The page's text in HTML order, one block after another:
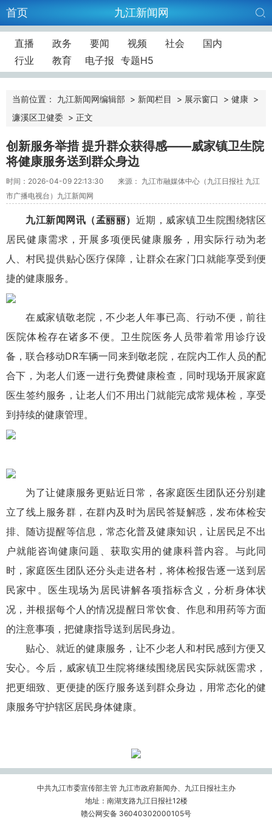
首页 九江新闻网
直播 政务 要闻 视频 社会
国内
行业
教育 电子报 专题H5
当前位置： 九江新闻网编辑部 > 新闻栏目 > 展示窗口 > 健康 >
濂溪区卫健委 > 正文
创新服务举措 提升群众获得感——威家镇卫生院
将健康服务送到群众身边
时间：2026-04-09 22:13:30
来源： 九江市融媒体中心（九江日报社 九江
市广播电视台）九江新闻网
九江新闻网讯（孟丽丽） 近期，威家镇卫生院围绕辖区
居民健康需求，开展多项便民健康服务，用实际行动为老
人、村民提供贴心医疗保障，让群众在家门口就能享受到便
捷的健康服务。
在威家镇敬老院，不少老人年事已高、行动不便，前往
医院体检存在诸多不便。卫生院医务人员带着常用诊疗设
备，联合移动DR车辆一同来到敬老院，在院内工作人员的配
合下，为老人们逐一进行免费健康检查，同时现场开展家庭
医生签约服务，让老人们不用出门就能完成常规体检，享受
到持续的健康管理。
为了让健康服务更贴近日常，各家庭医生团队还分别建
立了线上服务群，在群内及时为居民答疑解惑，发布体检安
排、随访提醒等信息，常态化普及健康知识，让居民足不出
户就能咨询健康问题、获取实用的健康科普内容。与此同
时，家庭医生团队还分头走进各村，将体检报告逐一送到居
民家中。医生现场为居民讲解各项指标含义，分析身体状
况，并根据每个人的情况提醒日常饮食、作息和用药等方面
的注意事项，把健康指导送到居民身边。
贴心、就近的健康服务，让不少老人和村民感到方便又
安心。今后，威家镇卫生院将继续围绕居民实际就医需求，
把更细致、更便捷的医疗服务送到群众身边，用常态化的健
康服务守护辖区居民身体健康。
中共九江市委宣传部主管 九江市政府新闻办、九江日报社主办
地址：南湖支路九江日报社12楼
赣公网安备 36040302000105号